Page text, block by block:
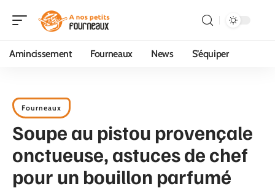
Amincissement Fourneaux News S’équiper
Fourneaux
Soupe au pistou provençale
onctueuse, astuces de chef
pour un bouillon parfumé